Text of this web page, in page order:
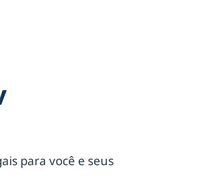
para você e seus